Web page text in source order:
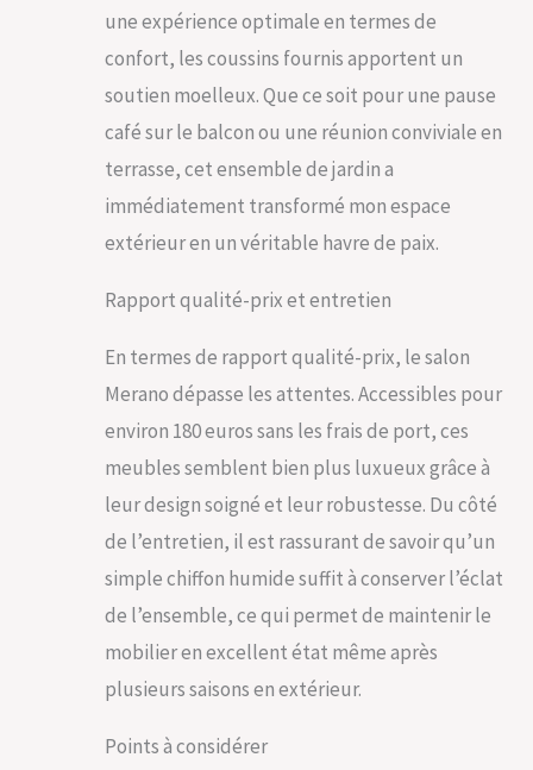
une expérience optimale en termes de
confort, les coussins fournis apportent un
soutien moelleux. Que ce soit pour une pause
café sur le balcon ou une réunion conviviale en
terrasse, cet ensemble de jardin a
immédiatement transformé mon espace
extérieur en un véritable havre de paix.
Rapport qualité-prix et entretien
En termes de rapport qualité-prix, le salon
Merano dépasse les attentes. Accessibles pour
environ 180 euros sans les frais de port, ces
meubles semblent bien plus luxueux grâce à
leur design soigné et leur robustesse. Du côté
de l’entretien, il est rassurant de savoir qu’un
simple chiffon humide suffit à conserver l’éclat
de l’ensemble, ce qui permet de maintenir le
mobilier en excellent état même après
plusieurs saisons en extérieur.
Points à considérer